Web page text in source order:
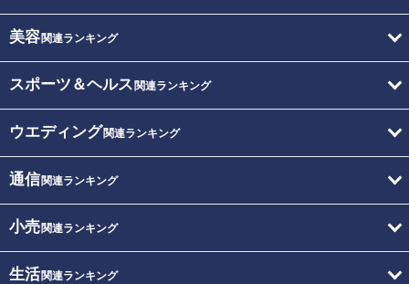
美容関連ランキング
スポーツ＆ヘルス 関連ランキング
ウエディング関連ランキング
通信関連ランキング
小売関連ランキング
生活関連ランキング